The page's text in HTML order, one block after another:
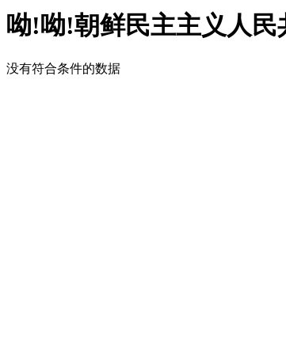
呦!呦!朝鲜民主主义人民
没有符合条件的数据